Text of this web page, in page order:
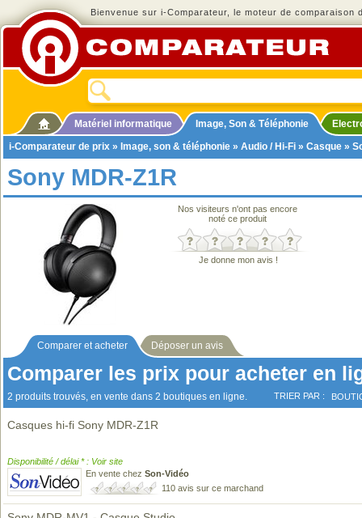
Bienvenue sur i-Comparateur, le moteur de comparaison
Matériel informatique Image, Son & Téléphonie
i-Comparateur de prix » Image, son & téléphonie » Audio / Hi-Fi » Casque »
Sony MDR-Z1R
Nos visiteurs n'ont pas encore
noté ce produit
Je donne mon avis !
Comparer et acheter Déposer un avis
Comparer les prix pour acheter en
2 produits trouvés, en vente dans 2 boutiques en ligne. TRIER PAR :
Casques hi-fi Sony MDR-Z1R
Disponibilité / délai * : Voir site
En vente chez Son-Vidéo
110 avis sur ce marchand